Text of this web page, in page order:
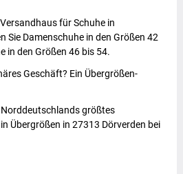
für Schuhe in
Sie Damenschuhe in den Größen 42
in den Größen 46 bis 54.
Geschäft? Ein Übergrößen-
größtes
Übergrößen in 27313 Dörverden bei